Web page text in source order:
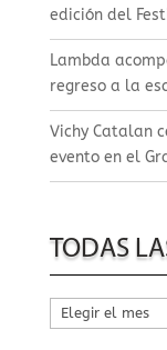
edición del
Lambda
regreso a la
Vichy Catalan
evento en el
TODAS
Todas
las